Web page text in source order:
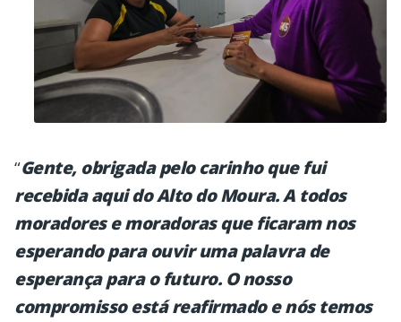
“Gente, obrigada pelo carinho que fui
recebida aqui do Alto do Moura. A todos
moradores e moradoras que ficaram nos
esperando para ouvir uma palavra de
esperança para o futuro. O nosso
compromisso está reafirmado e nós temos